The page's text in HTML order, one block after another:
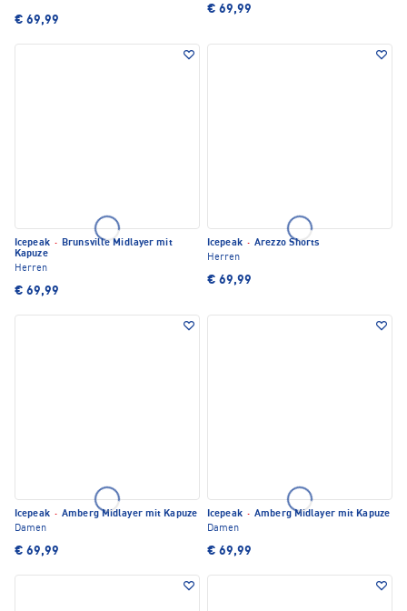
€ 69,99
€ 69,99
Icepeak · Brunsville Midlayer mit
Kapuze
Herren
€ 69,99
Icepeak · Arezzo Shorts
Herren
€ 69,99
Icepeak · Amberg Midlayer mit Kapuze
Damen
€ 69,99
Icepeak · Amberg Midlayer mit Kapuze
Damen
€ 69,99